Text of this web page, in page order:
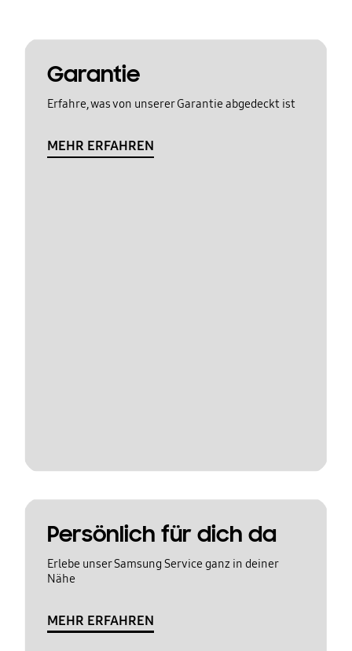
Garantie
Erfahre, was von unserer Garantie abgedeckt ist
MEHR ERFAHREN
Persönlich für dich da
Erlebe unser Samsung Service ganz in deiner
Nähe
MEHR ERFAHREN